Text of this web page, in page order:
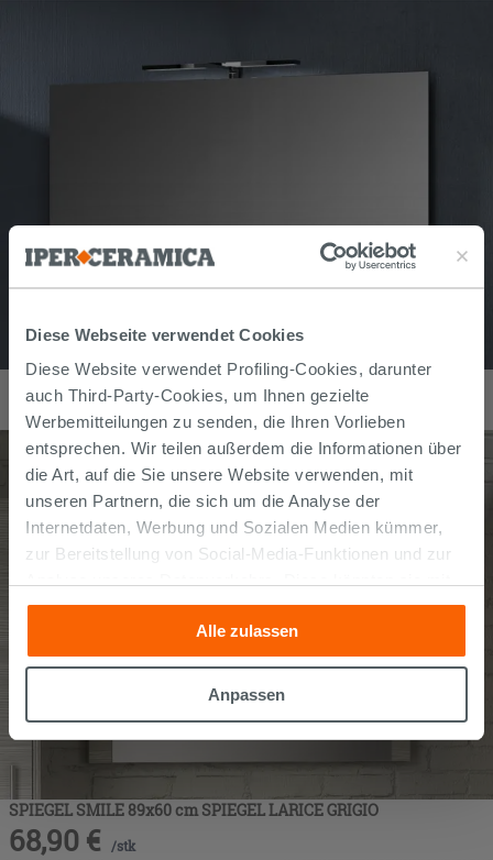
Diese Webseite verwendet Cookies
Diese Website verwendet Profiling-Cookies, darunter
auch Third-Party-Cookies, um Ihnen gezielte
Werbemitteilungen zu senden, die Ihren Vorlieben
entsprechen. Wir teilen außerdem die Informationen über
die Art, auf die Sie unsere Website verwenden, mit
unseren Partnern, die sich um die Analyse der
Internetdaten, Werbung und Sozialen Medien kümmer,
zur Bereitstellung von Social-Media-Funktionen und zur
anderen Informationen, die Sie ihnen geliefert haben oder
die sie aufgrund Ihrer Verwendung ihrer Dienste
gesammelt haben, kombinieren. Falls Sie mehr wissen
möchten oder Ihre Zustimmung zu allen oder einigen
Zustimmung kann durch Klicken auf die Schaltfläche
„Cookies akzeptieren“ gegeben werden. Wenn Sie auf
nach der Installation der technischen Cookies fortsetzen.
Alle zulassen
Anpassen
WANDSPIEGEL BÜNDIG GLÄNZEND cm 90X50
110,00€ /stk
SPIEGEL SMILE 89x60 cm SPIEGEL LARICE GRIGIO
68,90 € /stk